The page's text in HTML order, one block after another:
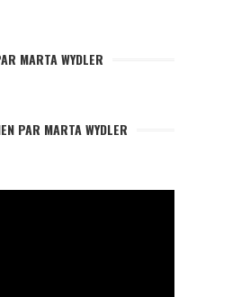
MARTA WYDLER
PAR MARTA WYDLER